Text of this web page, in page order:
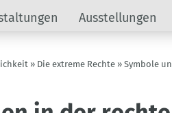
Ausstellungen
Die extreme Rechte Symbole